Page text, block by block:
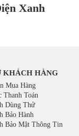
Xanh
KHÁCH HÀNG
Mua Hàng
Thanh Toán
Dùng Thử
Bảo Hành
Bảo Mật Thông Tin